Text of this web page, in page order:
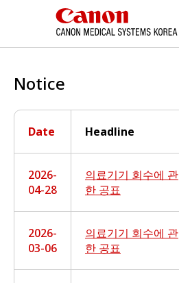
Notice
Date Headline
2026-
04-28
의료기기 회수에 관
한 공표
2026-
03-06
의료기기 회수에 관
한 공표